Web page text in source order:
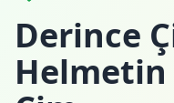
Derince
Helmetin